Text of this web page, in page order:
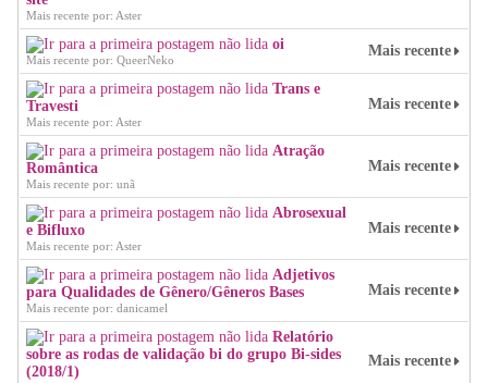
Mais recente por: Aster
oi
Mais recente por: QueerNeko
Mais recente
Trans e
Travesti
Mais recente por: Aster
Mais recente
Atração
Romântica
Mais recente por: unã
Mais recente
Abrosexual
e Bifluxo
Mais recente por: Aster
Mais recente
Adjetivos
para Qualidades de Gênero/Gêneros Bases
Mais recente por: danicamel
Mais recente
Relatório
sobre as rodas de validação bi do grupo Bi-sides
(2018/1)
Mais recente